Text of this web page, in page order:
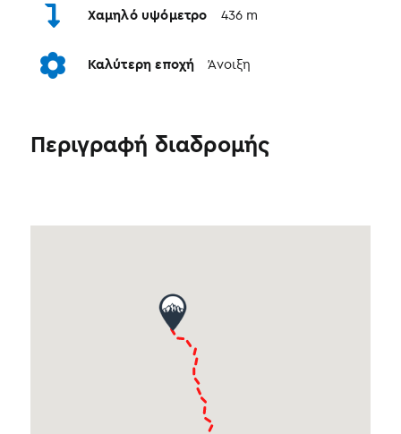
Περιγραφή διαδρομής
Χαμηλό υψόμετρο 436 m
Καλύτερη εποχή Άνοιξη